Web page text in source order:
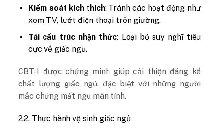
Kiểm soát kích thích: Tránh các hoạt động như
xem TV, lướt điện thoại trên giường.
Tái cấu trúc nhận thức: Loại bỏ suy nghĩ tiêu
cực về giấc ngủ.
CBT-I được chứng minh giúp cải thiện đáng kể
chất lượng giấc ngủ, đặc biệt với những người
mắc chứng mất ngủ mãn tính.
2.2. Thực hành vệ sinh giấc ngủ